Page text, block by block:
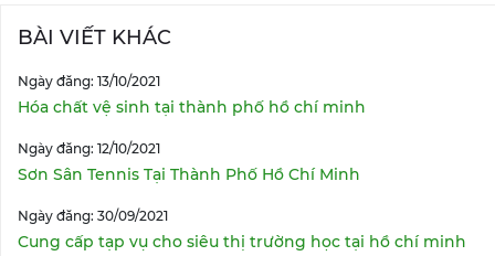
BÀI VIẾT KHÁC
Ngày đăng: 13/10/2021
Hóa chất vệ sinh tại thành phố hồ chí minh
Ngày đăng: 12/10/2021
Sơn Sân Tennis Tại Thành Phố Hồ Chí Minh
Ngày đăng: 30/09/2021
Cung cấp tạp vụ cho siêu thị trường học tại hồ chí minh